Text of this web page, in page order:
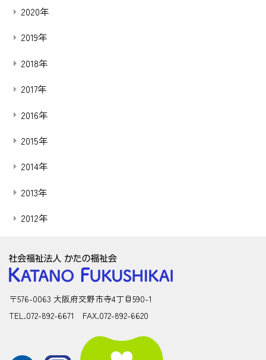
2020年
2019年
2018年
2017年
2016年
2015年
2014年
2013年
2012年
〒576-0063 大阪府交野市寺4丁目590-1
TEL.072-892-6671 FAX.072-892-6620